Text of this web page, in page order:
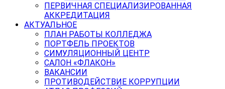
ПЕРВИЧНАЯ СПЕЦИАЛИЗИРОВАННАЯ
АККРЕДИТАЦИЯ
АКТУАЛЬНОЕ
ПЛАН РАБОТЫ КОЛЛЕДЖА
ПОРТФЕЛЬ ПРОЕКТОВ
СИМУЛЯЦИОННЫЙ ЦЕНТР
САЛОН «ФЛАКОН»
ВАКАНСИИ
ПРОТИВОДЕЙСТВИЕ КОРРУПЦИИ